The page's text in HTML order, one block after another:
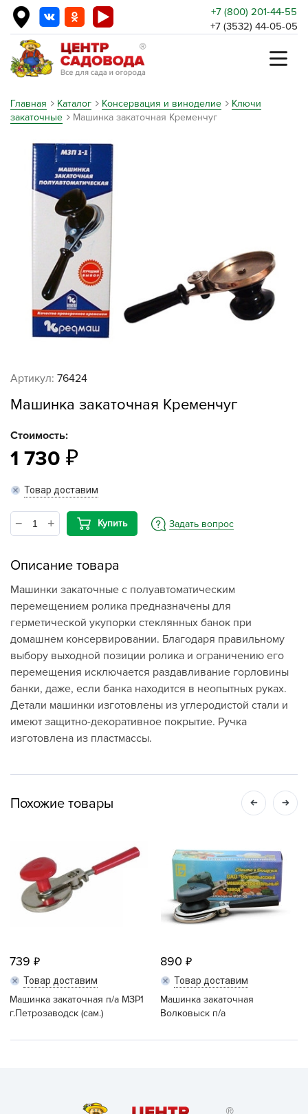
+7 (800) 201-44-55
+7 (3532) 44-05-05
Главная Каталог Консервация и виноделие
Ключи
закаточные
Машинка закаточная Кременчуг
Артикул: 76424
Машинка закаточная Кременчуг
Стоимость:
1 730
Товар доставим
Купить Задать вопрос
Описание товара
Машинки закаточные с полуавтоматическим
перемещением ролика предназначены для
герметической укупорки стеклянных банок при
домашнем консервировании. Благодаря правильному
выбору выходной позиции ролика и ограничению его
перемещения исключается раздавливание горловины
банки, даже, если банка находится в неопытных руках.
Детали машинки изготовлены из углеродистой стали и
имеют защитно-декоративное покрытие. Ручка
изготовлена из пластмассы.
Похожие товары
739
Товар доставим
Машинка закаточная п/а МЗР1
г.Петрозаводск (сам.)
890
Товар доставим
Машинка закаточная
Волковыск п/а